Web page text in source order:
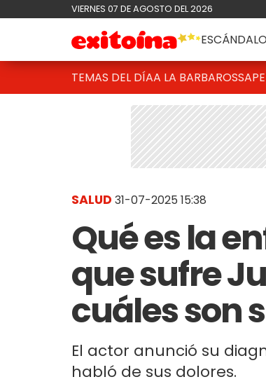
VIERNES 07 DE AGOSTO DEL 2026
TEMAS DEL DÍAA LA BARBAROSSA
SALUD 31-07-2025 15:38
Qué es la
que sufre
cuáles son
El actor anunció su
habló de sus dolores.